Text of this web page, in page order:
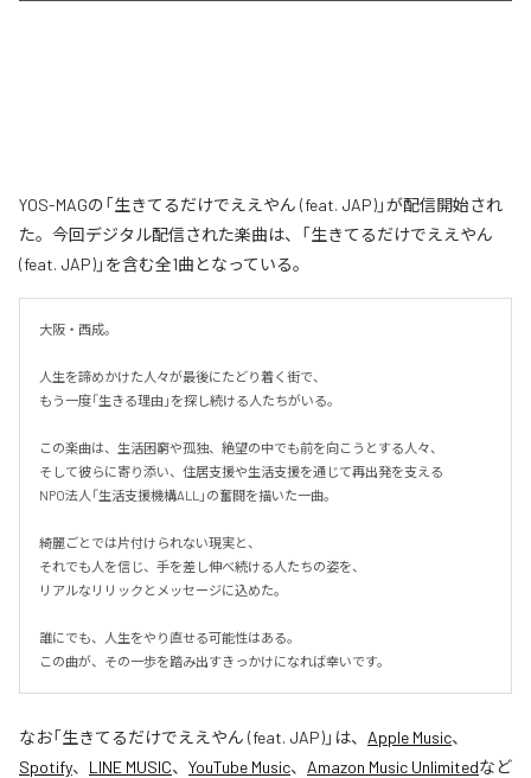
YOS-MAGの「生きてるだけでええやん (feat. JAP)」が配信開始され
た。今回デジタル配信された楽曲は、「生きてるだけでええやん
(feat. JAP)」を含む全1曲となっている。
大阪・西成。
人生を諦めかけた人々が最後にたどり着く街で、
もう一度「生きる理由」を探し続ける人たちがいる。
この楽曲は、生活困窮や孤独、絶望の中でも前を向こうとする人々、
そして彼らに寄り添い、住居支援や生活支援を通じて再出発を支える
NPO法人「生活支援機構ALL」の奮闘を描いた一曲。
綺麗ごとでは片付けられない現実と、
それでも人を信じ、手を差し伸べ続ける人たちの姿を、
リアルなリリックとメッセージに込めた。
誰にでも、人生をやり直せる可能性はある。
この曲が、その一歩を踏み出すきっかけになれば幸いです。
なお「生きてるだけでええやん (feat. JAP)」は、 Apple Music、
Spotify、 LINE MUSIC、 YouTube Music、 Amazon Music Unlimitedなど